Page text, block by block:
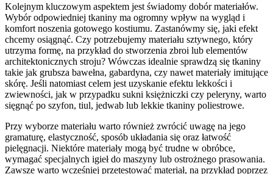
Kolejnym kluczowym aspektem jest świadomy dobór materiałów.
Wybór odpowiedniej tkaniny ma ogromny wpływ na wygląd i
komfort noszenia gotowego kostiumu. Zastanówmy się, jaki efekt
chcemy osiągnąć. Czy potrzebujemy materiału sztywnego, który
utrzyma formę, na przykład do stworzenia zbroi lub elementów
architektonicznych stroju? Wówczas idealnie sprawdzą się tkaniny
takie jak grubsza bawełna, gabardyna, czy nawet materiały imitujące
skórę. Jeśli natomiast celem jest uzyskanie efektu lekkości i
zwiewności, jak w przypadku sukni księżniczki czy peleryny, warto
sięgnąć po szyfon, tiul, jedwab lub lekkie tkaniny poliestrowe.
Przy wyborze materiału warto również zwrócić uwagę na jego
gramaturę, elastyczność, sposób układania się oraz łatwość
pielęgnacji. Niektóre materiały mogą być trudne w obróbce,
wymagać specjalnych igieł do maszyny lub ostrożnego prasowania.
Zawsze warto wcześniej przetestować materiał, na przykład poprzez